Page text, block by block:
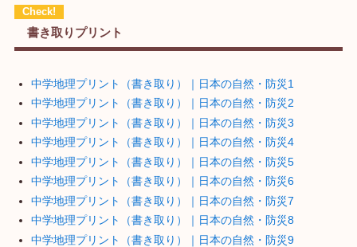
書き取りプリント
中学地理プリント（書き取り）｜日本の自然・防災1
中学地理プリント（書き取り）｜日本の自然・防災2
中学地理プリント（書き取り）｜日本の自然・防災3
中学地理プリント（書き取り）｜日本の自然・防災4
中学地理プリント（書き取り）｜日本の自然・防災5
中学地理プリント（書き取り）｜日本の自然・防災6
中学地理プリント（書き取り）｜日本の自然・防災7
中学地理プリント（書き取り）｜日本の自然・防災8
中学地理プリント（書き取り）｜日本の自然・防災9